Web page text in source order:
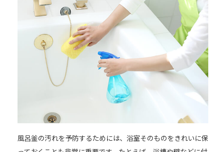
風呂釜の汚れを予防するためには、浴室そのものをきれいに保